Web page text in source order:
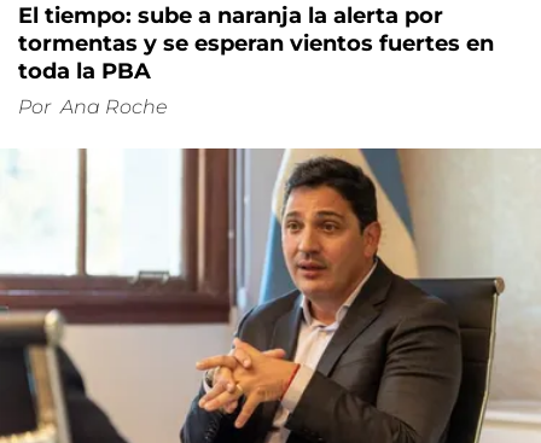
El tiempo: sube a naranja la alerta por
tormentas y se esperan vientos fuertes en
toda la PBA
Por Ana Roche